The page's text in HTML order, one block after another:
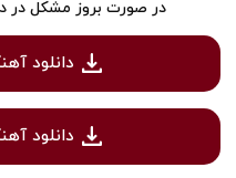
در صورت بروز مشکل در
دانلود
دانلود